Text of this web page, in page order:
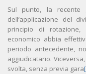
Sul punto, la recente
dell’applicazione del
principio di rotazione,
economico abbia
periodo antecedente,
aggiudicatario.
svolta, senza previa gara